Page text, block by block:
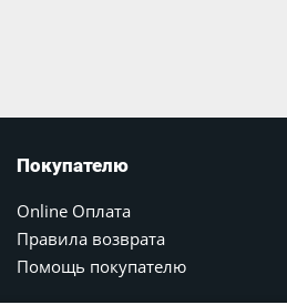
Покупателю
Online Оплата
Правила возврата
Помощь покупателю